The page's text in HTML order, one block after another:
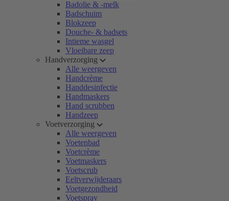
Badolie & -melk
Badschuim
Blokzeep
Douche- & badsets
Intieme wasgel
Vloeibare zeep
Handverzorging
Alle weergeven
Handcrème
Handdesinfectie
Handmaskers
Hand scrubben
Handzeep
Voetverzorging
Alle weergeven
Voetenbad
Voetcrème
Voetmaskers
Voetscrub
Eeltverwijderaars
Voetgezondheid
Voetspray